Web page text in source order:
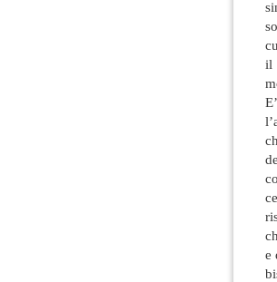
il
e